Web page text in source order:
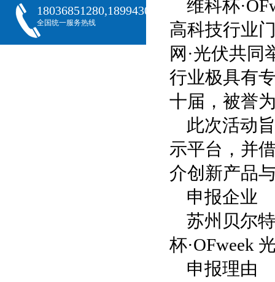
18036851280,18994301288,18068407382
全国统一服务热线
维科杯
高科技行业
网·光伏共
行业极具有
十届，被誉
此次活动
示平台，并
介创新产品
申报企业
苏州贝尔
杯·OFweek
申报理由